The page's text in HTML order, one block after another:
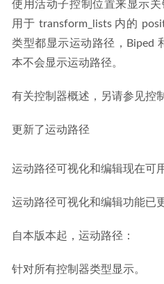
使用活动子控制位置来显示
用于 transform_lists 内的
类型都显示运动路径，Biped
本不会显示运动路径。
有关控制器概述，另请参见控
更新了运动路径
运动路径可视化和编辑现在可
运动路径可视化和编辑功能已
自本版本起，运动路径：
针对所有控制器类型显示。